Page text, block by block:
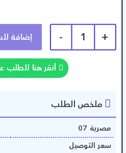
+
1
- إضافة
أنقر هنا للطلب
ملخص الطلب
مصرية 07
سعر التوصيل